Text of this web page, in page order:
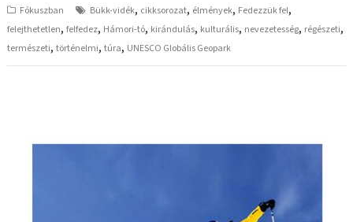
Fókuszban Bükk-vidék, cikksorozat, élmények, Fedezzük fel,
felejthetetlen,felfedez, Hámori-tó, kirándulás, kulturális, nevezetesség, régészeti,
természeti,történelmi,túra, UNESCO Globális Geopark